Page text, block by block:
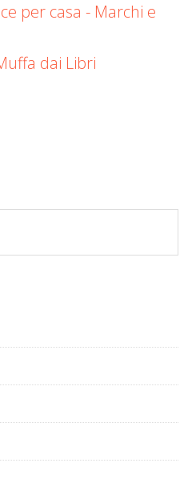
per casa - Marchi e
dai Libri